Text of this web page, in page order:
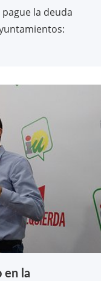
la deuda
en la